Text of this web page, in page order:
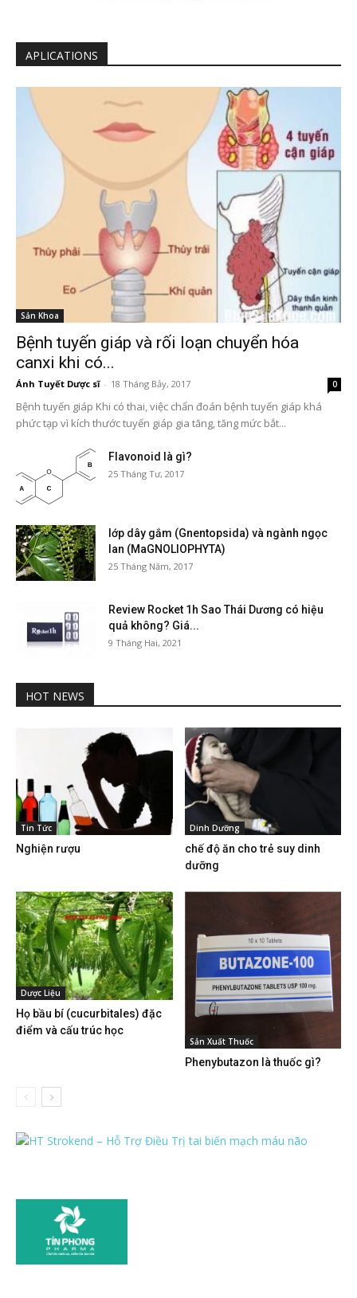
APLICATIONS
Sản Khoa
Bệnh tuyến giáp và rối loạn chuyển hóa
canxi khi có...
Ánh Tuyết Dược sĩ - 18 Tháng Bảy, 2017 0
Bệnh tuyến giáp Khi có thai, việc chẩn đoán bệnh tuyến giáp khá
phức tạp vì kích thước tuyến giáp gia tăng, tăng mức bắt...
Flavonoid là gì?
25 Tháng Tư, 2017
lớp dây gắm (Gnentopsida) và ngành ngọc
lan (MaGNOLIOPHYTA)
25 Tháng Năm, 2017
Review Rocket 1h Sao Thái Dương có hiệu
quả không? Giá...
9 Tháng Hai, 2021
HOT NEWS
Tin Tức
Nghiện rượu
Dinh Dưỡng
chế độ ăn cho trẻ suy dinh
dưỡng
Dược Liệu
Họ bầu bí (cucurbitales) đặc
điểm và cấu trúc học
Sản Xuất Thuốc
Phenybutazon là thuốc gì?